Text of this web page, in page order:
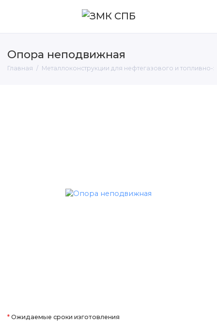
Опора неподвижная
Главная Металлоконструкции для нефтегазового и топливно-
Ожидаемые сроки изготовления